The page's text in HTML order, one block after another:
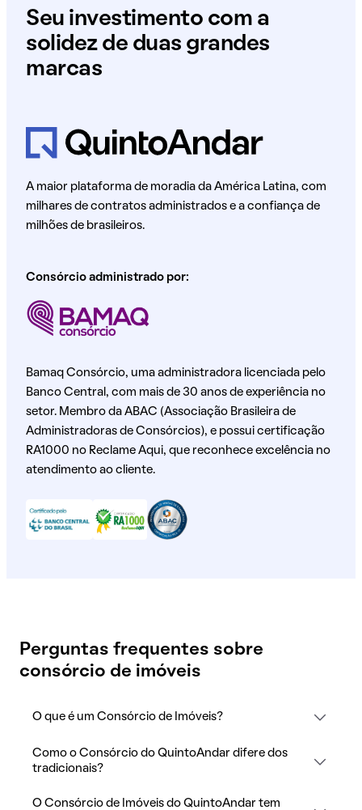
Seu investimento com a
solidez de duas grandes
marcas
A maior plataforma de moradia da América Latina, com
milhares de contratos administrados e a confiança de
milhões de brasileiros.
Consórcio administrado por:
Bamaq Consórcio, uma administradora licenciada pelo
Banco Central, com mais de 30 anos de experiência no
setor. Membro da ABAC (Associação Brasileira de
Administradoras de Consórcios), e possui certificação
RA1000 no Reclame Aqui, que reconhece excelência no
atendimento ao cliente.
Perguntas frequentes sobre
consórcio de imóveis
O que é um Consórcio de Imóveis?
Como o Consórcio do QuintoAndar difere dos
tradicionais?
O Consórcio de Imóveis do QuintoAndar tem